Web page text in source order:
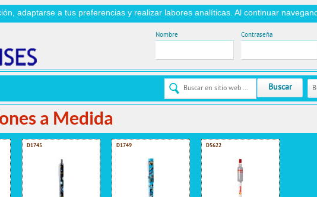
adaptarse a tus preferencias y realizar labores analíticas. Al continuar
Nombre Contraseña
Buscar
a Medida
D1745 D1749 D5622